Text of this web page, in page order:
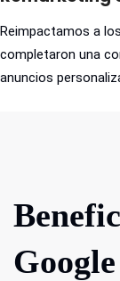
Reimpactamos a
completaron una
anuncios